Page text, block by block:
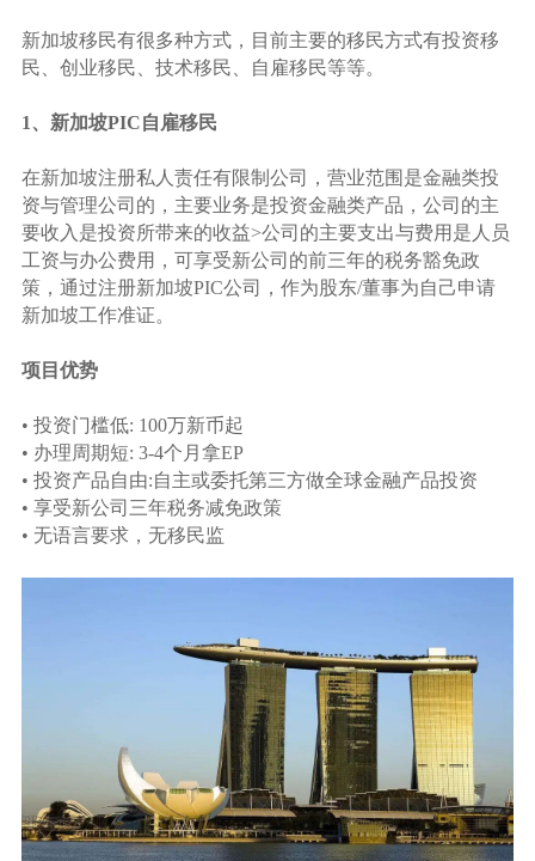
新加坡移民有很多种方式，目前主要的移民方式有投资移
民、创业移民、技术移民、自雇移民等等。
1、新加坡PIC自雇移民
在新加坡注册私人责任有限制公司，营业范围是金融类投
资与管理公司的，主要业务是投资金融类产品，公司的主
要收入是投资所带来的收益>公司的主要支出与费用是人员
工资与办公费用，可享受新公司的前三年的税务豁免政
策，通过注册新加坡PIC公司，作为股东/董事为自己申请
新加坡工作准证。
项目优势
• 投资门槛低: 100万新币起
• 办理周期短: 3-4个月拿EP
• 投资产品自由:自主或委托第三方做全球金融产品投资
• 享受新公司三年税务减免政策
• 无语言要求，无移民监